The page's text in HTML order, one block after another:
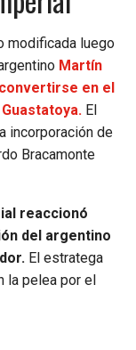
modificada luego
Martín
en el
El
incorporación de
Bracamonte
reaccionó
del argentino
El estratega
la pelea por el